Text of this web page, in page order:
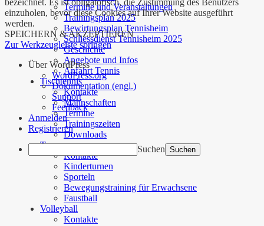
Termine und Veranstaltungen
Trainingsplan 2025
Bewirtungsplan Tennisheim
Schliessdienst Tennisheim 2025
Geschichte
Angebote und Infos
Anfahrt Tennis
Tischtennis
Kontakte
Mannschaften
Termine
Trainingszeiten
Downloads
Turnen
Kontakte
Kinderturnen
Sporteln
Bewegungstraining für Erwachsene
Faustball
Volleyball
Kontakte
einzuholen, bevor diese Cookies auf Ihrer Website ausgeführt
werden.
SPEICHERN & AKZEPTIEREN
Zur Werkzeugleiste springen
Über WordPress
WordPress.org
Dokumentation (engl.)
Support
Feedback
Anmelden
Registrieren
Suchen